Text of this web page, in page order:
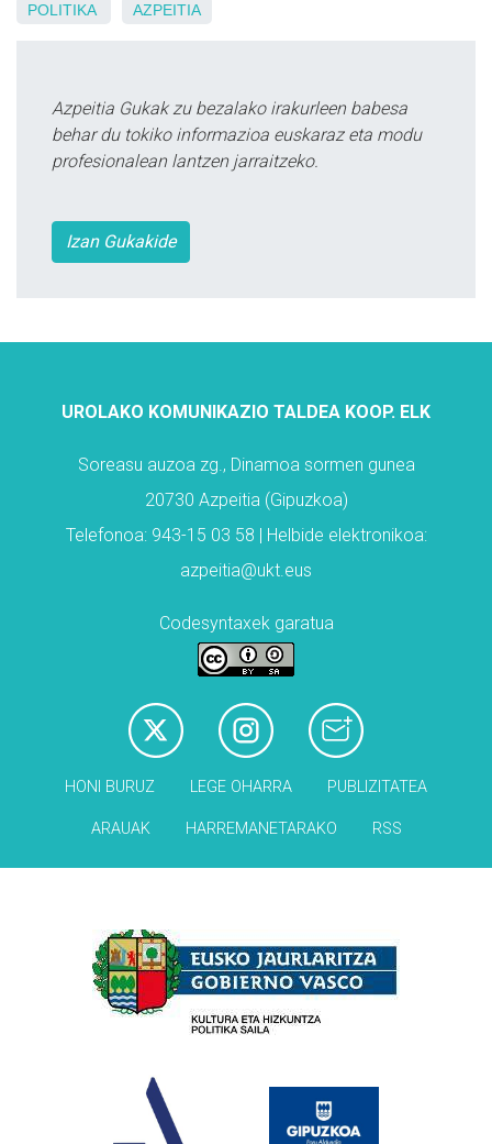
POLITIKA AZPEITIA
Azpeitia Gukak zu bezalako irakurleen babesa
behar du tokiko informazioa euskaraz eta modu
profesionalean lantzen jarraitzeko.
Izan Gukakide
UROLAKO KOMUNIKAZIO TALDEA KOOP. ELK
Soreasu auzoa zg., Dinamoa sormen gunea
20730 Azpeitia (Gipuzkoa)
Telefonoa: 943-15 03 58 | Helbide elektronikoa:
azpeitia@ukt.eus
Codesyntaxek garatua
HONI BURUZ LEGE OHARRA PUBLIZITATEA
ARAUAK HARREMANETARAKO RSS